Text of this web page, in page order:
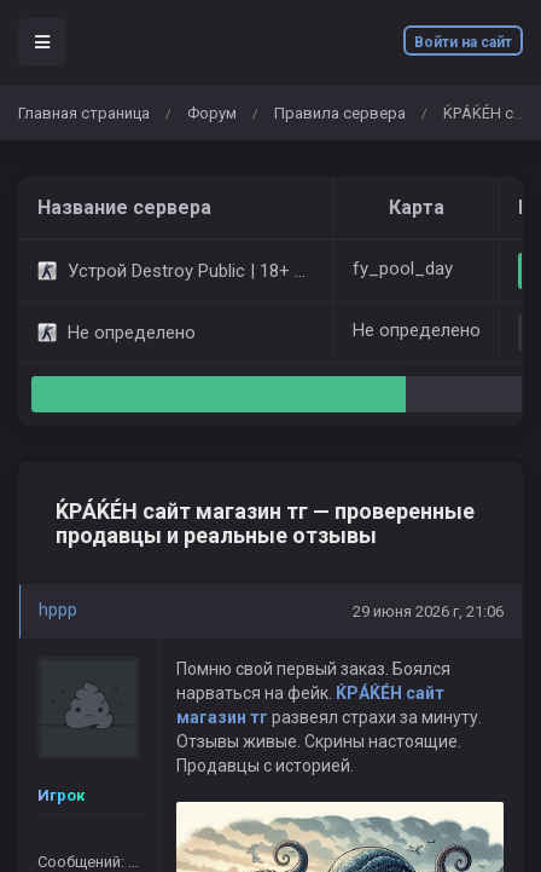
Войти на сайт
Главная страница / Форум / Правила сервера / ЌРÁЌÉH сайт магазин тг — проверенные продавцы и реальные отзывы
Название сервера Карта
Устрой Destroy Public | 18+ Only Dust2 fy_pool_day
Не определено Не определено
ЌРÁЌÉH сайт магазин тг — проверенные
продавцы и реальные отзывы
hppp 29 июня 2026 г, 21:06
Игрок
Сообщений: 364
Помню свой первый заказ. Боялся
нарваться на фейк. ЌРÁЌÉH сайт
магазин тг развеял страхи за минуту.
Отзывы живые. Скрины настоящие.
Продавцы с историей.